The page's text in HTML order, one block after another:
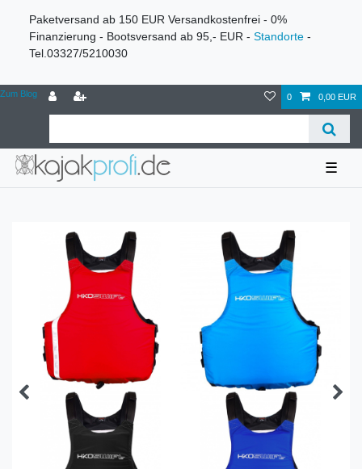
Paketversand ab 150 EUR Versandkostenfrei - 0%
Finanzierung - Bootsversand ab 95,- EUR - Standorte -
Tel.03327/5210030
Zum Blog 0 0,00 EUR
☰